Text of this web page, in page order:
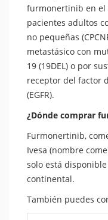
furmonertinib en el
pacientes adultos
no pequeñas
metastásico con
19 (19DEL) o por
receptor del factor
(EGFR).
¿Dónde comprar
Furmonertinib,
Ivesa (nombre
solo está
continental.
También puedes